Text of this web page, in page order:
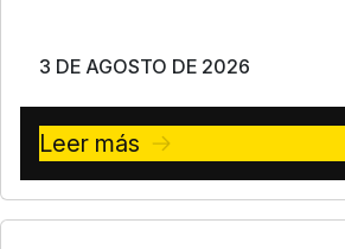
3 DE AGOSTO DE 2026
Leer más